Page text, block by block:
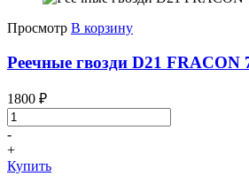
Просмотр В корзину
Реечные гвозди D21 FRACON
1800 ₽
-
+
Купить